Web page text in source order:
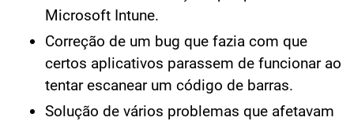
Microsoft Intune.
Correção de um bug que fazia com que
certos aplicativos parassem de funcionar ao
tentar escanear um código de barras.
Solução de vários problemas que afetavam